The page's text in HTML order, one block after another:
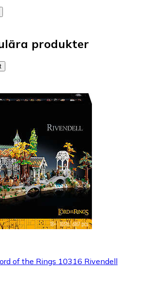
produkter
of the Rings 10316 Rivendell